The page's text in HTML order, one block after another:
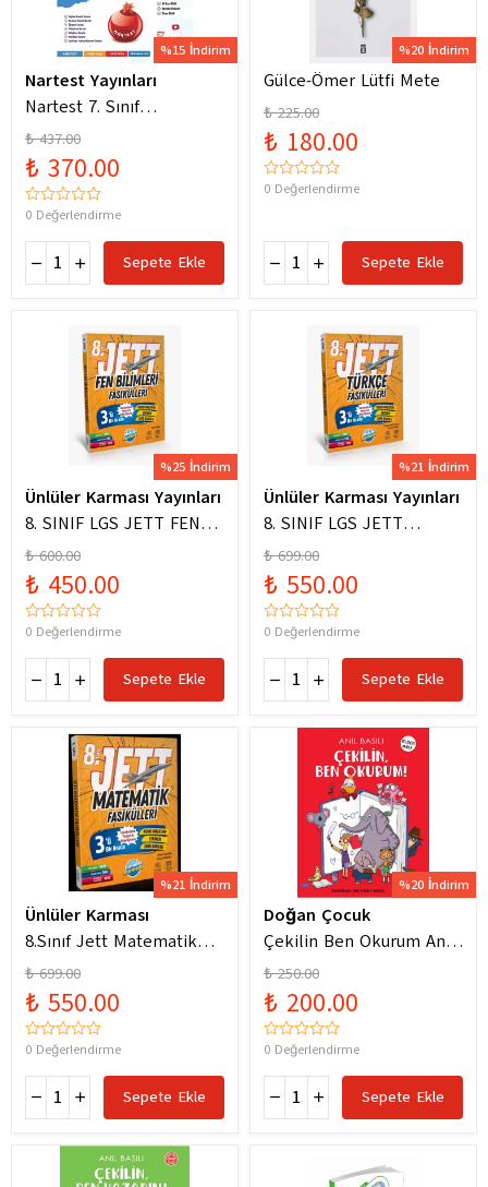
%15 İndirim
Nartest Yayınları
Nartest 7. Sınıf
Matematik Soru Hazinesi
₺ 437.00
₺ 370.00
0 Değerlendirme
Sepete Ekle
%20 İndirim
Gülce-Ömer Lütfi Mete
₺ 225.00
₺ 180.00
0 Değerlendirme
Sepete Ekle
%25 İndirim
Ünlüler Karması Yayınları
8. SINIF LGS JETT FEN
BİLİMLERİ FASİKÜLLERİ
₺ 600.00
₺ 450.00
0 Değerlendirme
Sepete Ekle
%21 İndirim
Ünlüler Karması Yayınları
8. SINIF LGS JETT
TÜRKÇE FASİKÜLLERİ
₺ 699.00
₺ 550.00
0 Değerlendirme
Sepete Ekle
%21 İndirim
Ünlüler Karması
8.Sınıf Jett Matematik
Fasiküller Soru Bankası /
Kolektif / Ünlüler
Karması / 9786256529786
₺ 699.00
₺ 550.00
0 Değerlendirme
Sepete Ekle
%20 İndirim
Doğan Çocuk
Çekilin Ben Okurum Anıl
Basılı Eğlenceli
Hikayeler
₺ 250.00
₺ 200.00
0 Değerlendirme
Sepete Ekle